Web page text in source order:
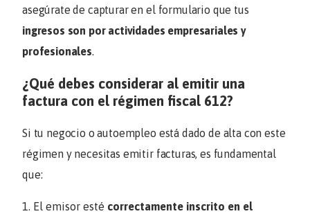
asegúrate de capturar en el formulario que tus
ingresos son por actividades empresariales y
profesionales.
¿Qué debes considerar al emitir una
factura con el régimen fiscal 612?
Si tu negocio o autoempleo está dado de alta con este
régimen y necesitas emitir facturas, es fundamental
que:
El emisor esté correctamente inscrito en el